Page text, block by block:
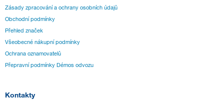
Zásady zpracování a ochrany osobních údajů
Obchodní podmínky
Přehled značek
Všeobecné nákupní podmínky
Ochrana oznamovatelů
Přepravní podmínky Démos odvozu
Kontakty